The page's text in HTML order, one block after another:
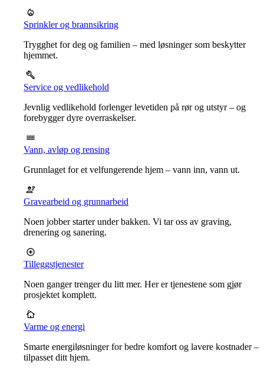
Sprinkler og brannsikring
Trygghet for deg og familien – med løsninger som beskytter
hjemmet.
Service og vedlikehold
Jevnlig vedlikehold forlenger levetiden på rør og utstyr – og
forebygger dyre overraskelser.
Vann, avløp og rensing
Grunnlaget for et velfungerende hjem – vann inn, vann ut.
Gravearbeid og grunnarbeid
Noen jobber starter under bakken. Vi tar oss av graving,
drenering og sanering.
Tilleggstjenester
Noen ganger trenger du litt mer. Her er tjenestene som gjør
prosjektet komplett.
Varme og energi
Smarte energiløsninger for bedre komfort og lavere kostnader –
tilpasset ditt hjem.